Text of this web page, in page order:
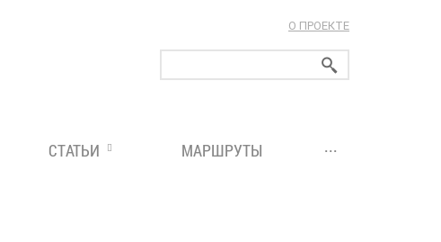
О ПРОЕКТЕ
СТАТЬИ МАРШРУТЫ ...